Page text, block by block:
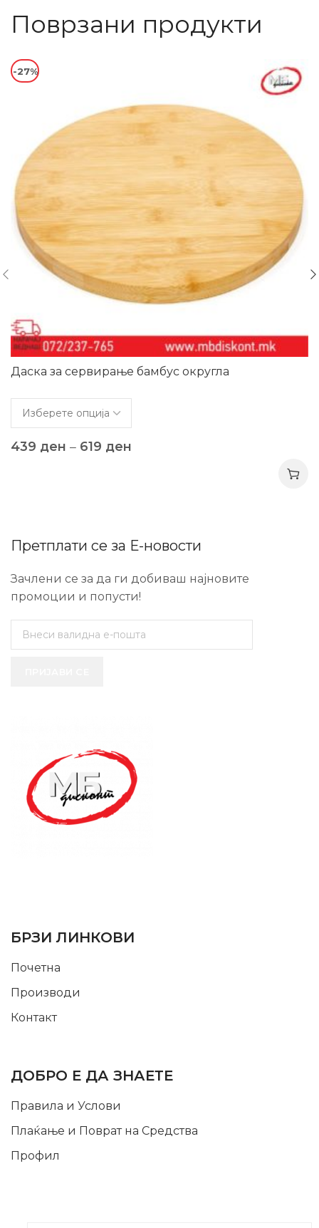
Поврзани продукти
-27%
Даска за сервирање бамбус округла
439 ден – 619 ден
Претплати се за Е-новости
Зачлени се за да ги добиваш најновите
промоции и попусти!
БРЗИ ЛИНКОВИ
Почетна
Производи
Контакт
ДОБРО Е ДА ЗНАЕТЕ
Правила и Услови
Плаќање и Поврат на Средства
Профил